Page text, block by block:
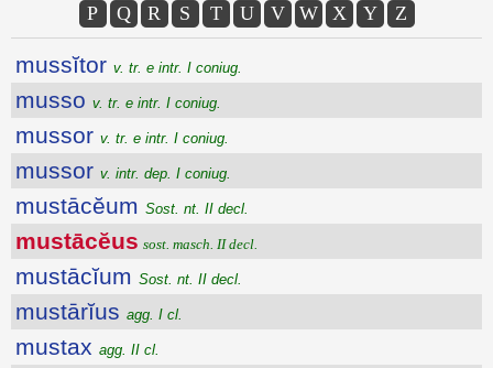
P
Q R S T U V W X Y Z
mussĭtor v. tr. e intr. I coniug.
musso v. tr. e intr. I coniug.
mussor v. tr. e intr. I coniug.
mussor v. intr. dep. I coniug.
mustācĕum Sost. nt. II decl.
mustācĕus sost. masch. II decl.
mustācĭum Sost. nt. II decl.
mustārĭus agg. I cl.
mustax agg. II cl.